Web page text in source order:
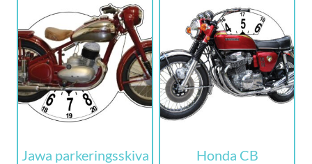
Jawa parkeringsskiva
Honda CB